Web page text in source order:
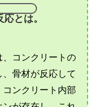
とは。
、コンクリートの
骨材が反応して
ンクリート内部